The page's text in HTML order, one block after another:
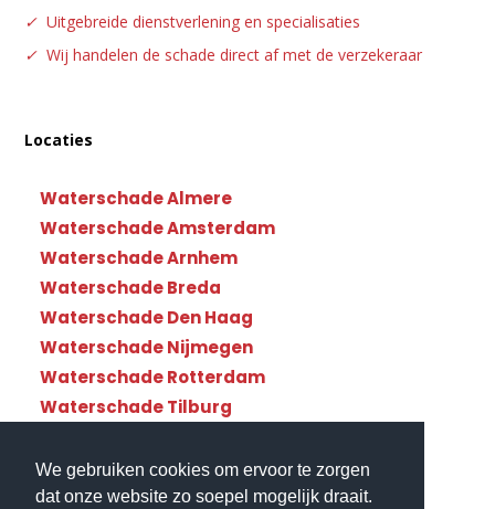
We gebruiken cookies om ervoor te zorgen
dat onze website zo soepel mogelijk draait.
✓ Uitgebreide dienstverlening en specialisaties
✓ Wij handelen de schade direct af met de verzekeraar
Locaties
Waterschade Almere
Waterschade Amsterdam
Waterschade Arnhem
Waterschade Breda
Waterschade Den Haag
Waterschade Nijmegen
Waterschade Rotterdam
Waterschade Tilburg